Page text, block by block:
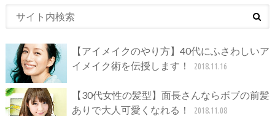
【アイメイクのやり方】40代にふさわしいア
イメイク術を伝授します！
2018.11.16
【30代女性の髪型】面長さんならボブの前髪
ありで大人可愛くなれる！
2018.11.08